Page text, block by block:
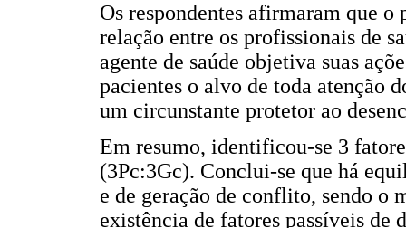
Os respondentes afirmaram que
relação entre os profissionais de
agente de saúde objetiva suas
pacientes o alvo de toda atenção
um circunstante protetor ao
Em resumo, identificou-se 3
(3Pc:3Gc). Conclui-se que há
e de geração de conflito, sendo o
existência de fatores passíveis de